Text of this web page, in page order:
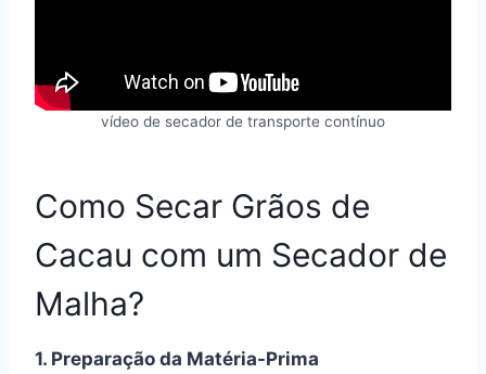
vídeo de secador de transporte contínuo
Como Secar Grãos de
Cacau com um Secador de
Malha?
1. Preparação da Matéria-Prima